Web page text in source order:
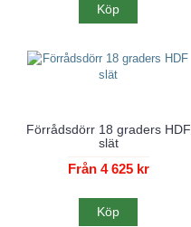
Köp
Förrådsdörr 18 graders HDF
slät
Från 4 625 kr
Köp